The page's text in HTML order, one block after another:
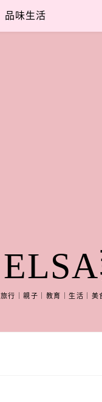
品味生活
旅行｜親子｜教育｜生活｜美